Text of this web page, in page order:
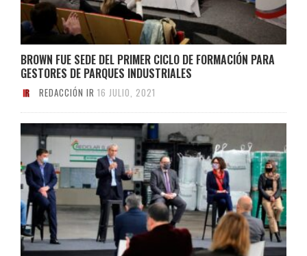
BROWN FUE SEDE DEL PRIMER CICLO DE FORMACIÓN PARA
GESTORES DE PARQUES INDUSTRIALES
REDACCIÓN IR 16 JULIO, 2021